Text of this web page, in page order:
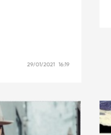
29/01/2021 16:19